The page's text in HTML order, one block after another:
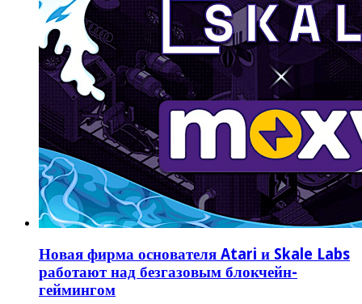
Новая фирма основателя Atari и Skale Labs
работают над безгазовым блокчейн-
геймингом